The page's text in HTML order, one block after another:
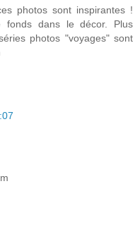
photos sont inspirantes !
dans le décor. Plus
photos "voyages" sont